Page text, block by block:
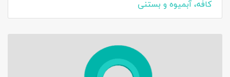
کافه، آبمیوه و بستنی